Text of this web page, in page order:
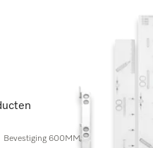
Bevestiging 600MM